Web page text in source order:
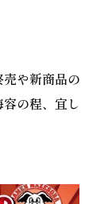
や新商品の
の程、宜し